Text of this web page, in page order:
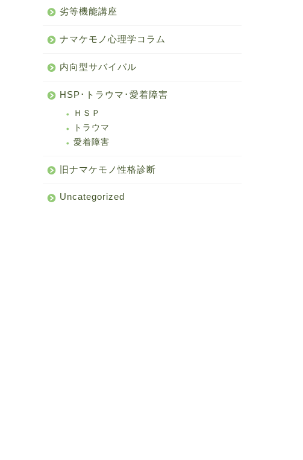
劣等機能講座
ナマケモノ心理学コラム
内向型サバイバル
HSP･トラウマ･愛着障害
ＨＳＰ
トラウマ
愛着障害
旧ナマケモノ性格診断
Uncategorized